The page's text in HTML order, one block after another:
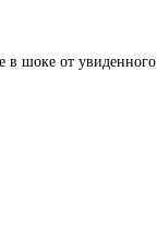
в шоке от увиденного